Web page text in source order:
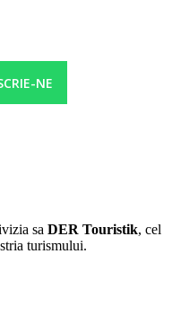
NE
sa DER Touristik, cel
turismului.